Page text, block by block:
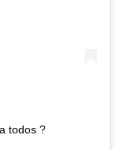
todos ?